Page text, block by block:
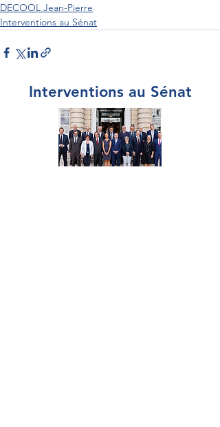
DECOOL Jean-Pierre
Interventions au Sénat
Interventions au Sénat